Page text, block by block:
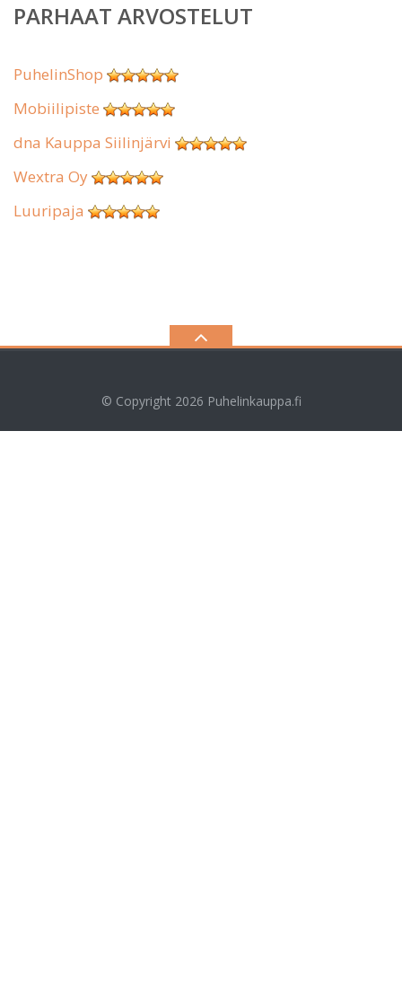
PARHAAT ARVOSTELUT
PuhelinShop
Mobiilipiste
dna Kauppa Siilinjärvi
Wextra Oy
Luuripaja
© Copyright 2026 Puhelinkauppa.fi